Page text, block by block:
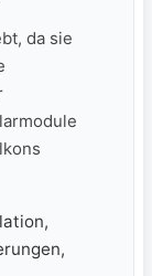
da sie